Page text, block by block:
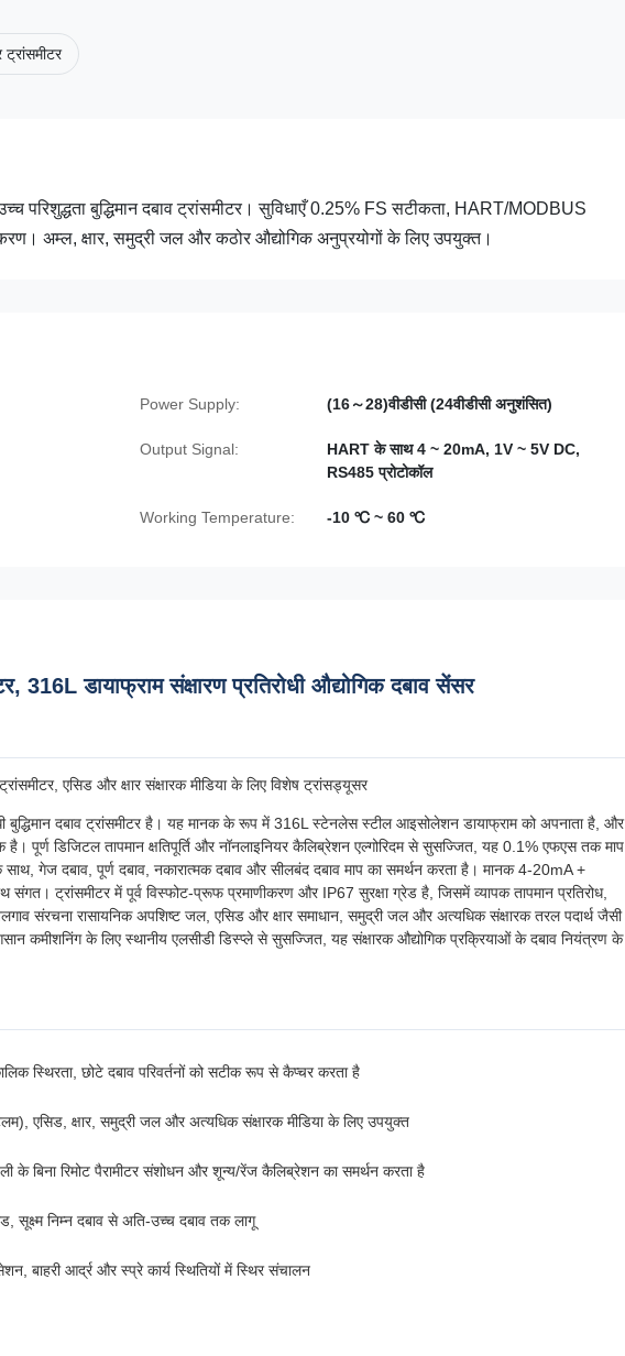
परिशुद्धता बुद्धिमान दबाव ट्रांसमीटर। सुविधाएँ 0.25% FS सटीकता, HART/MODBUS
अम्ल, क्षार, समुद्री जल और कठोर औद्योगिक अनुप्रयोगों के लिए उपयुक्त।
Power Supply: (16～28)वीडीसी (24वीडीसी अनुशंसित)
Output Signal:
HART के साथ 4 ~ 20mA, 1V ~ 5V DC,
RS485 प्रोटोकॉल
Working Temperature: -10 ℃ ~ 60 ℃
316L डायाफ्राम संक्षारण प्रतिरोधी औद्योगिक दबाव सेंसर
एसिड और क्षार संक्षारक मीडिया के लिए विशेष ट्रांसड्यूसर
बुद्धिमान दबाव ट्रांसमीटर है। यह मानक के रूप में 316L स्टेनलेस स्टील आइसोलेशन डायाफ्राम को अपनाता है, और
पूर्ण डिजिटल तापमान क्षतिपूर्ति और नॉनलाइनियर कैलिब्रेशन एल्गोरिदम से सुसज्जित, यह 0.1% एफएस तक माप
गेज दबाव, पूर्ण दबाव, नकारात्मक दबाव और सीलबंद दबाव माप का समर्थन करता है। मानक 4-20mA +
ट्रांसमीटर में पूर्व विस्फोट-प्रूफ प्रमाणीकरण और IP67 सुरक्षा ग्रेड है, जिसमें व्यापक तापमान प्रतिरोध,
अलगाव संरचना रासायनिक अपशिष्ट जल, एसिड और क्षार समाधान, समुद्री जल और अत्यधिक संक्षारक तरल पदार्थ जैसी
कमीशनिंग के लिए स्थानीय एलसीडी डिस्प्ले से सुसज्जित, यह संक्षारक औद्योगिक प्रक्रियाओं के दबाव नियंत्रण के
स्थिरता, छोटे दबाव परिवर्तनों को सटीक रूप से कैप्चर करता है
एसिड, क्षार, समुद्री जल और अत्यधिक संक्षारक मीडिया के लिए उपयुक्त
के बिना रिमोट पैरामीटर संशोधन और शून्य/रेंज कैलिब्रेशन का समर्थन करता है
सूक्ष्म निम्न दबाव से अति-उच्च दबाव तक लागू
आर्द्र और स्प्रे कार्य स्थितियों में स्थिर संचालन